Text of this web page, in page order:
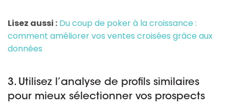
Lisez aussi : Du coup de poker à la croissance :
comment améliorer vos ventes croisées grâce aux
données
3. Utilisez l’analyse de profils similaires
pour mieux sélectionner vos prospects